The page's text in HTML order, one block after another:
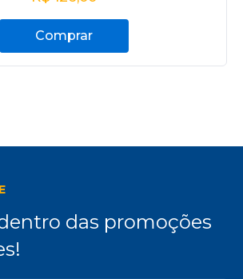
Comprar
das promoções